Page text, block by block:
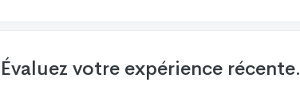
Évaluez votre expérience récente.